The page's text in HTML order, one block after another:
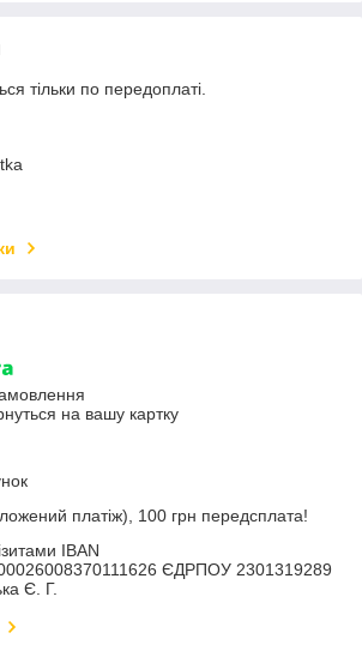
тільки по передоплаті.
на вашу картку
платіж), 100 грн передсплата!
IBAN
ЄДРПОУ 2301319289
Є. Г.